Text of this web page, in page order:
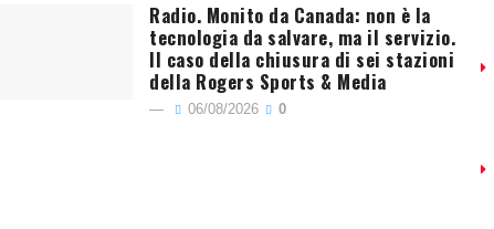
Radio. Monito da Canada: non è la
tecnologia da salvare, ma il servizio.
Il caso della chiusura di sei stazioni
della Rogers Sports & Media
06/08/2026 0